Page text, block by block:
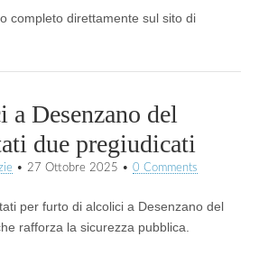
completo direttamente sul sito di
Desenzano del
due pregiudicati
• 27 Ottobre 2025 • 0 Comments
per furto di alcolici a Desenzano del
rafforza la sicurezza pubblica.